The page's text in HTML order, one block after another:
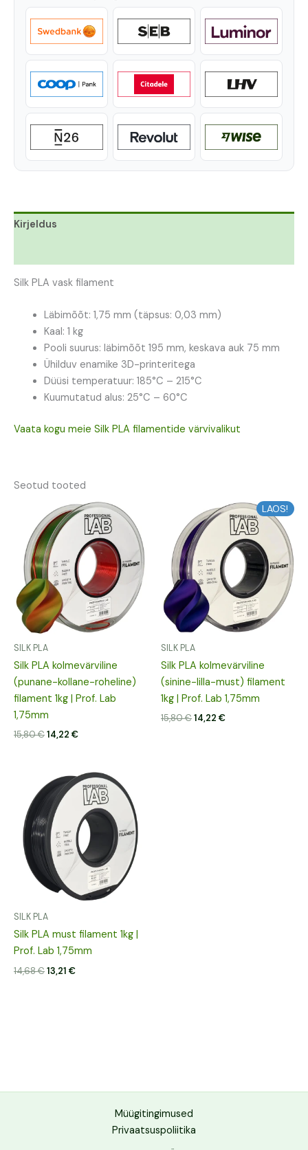
Kirjeldus
Silk PLA vask filament
Läbimõõt: 1,75 mm (täpsus: 0,03 mm)
Kaal: 1 kg
Pooli suurus: läbimõõt 195 mm, keskava auk 75 mm
Ühilduv enamike 3D-printeritega
Düüsi temperatuur: 185°C – 215°C
Kuumutatud alus: 25°C – 60°C
Vaata kogu meie Silk PLA filamentide värvivalikut
Seotud tooted
SILK PLA
Silk PLA kolmevärviline
(punane-kollane-roheline)
filament 1kg | Prof. Lab
1,75mm
15,80€
Algne
hind
oli:
15,80 €.
14,22 €
Praegune
hind
on:
14,22 €.
LAOS!
SILK PLA
Silk PLA kolmevärviline
(sinine-lilla-must) filament
1kg | Prof. Lab 1,75mm
15,80€
Algne
hind
oli:
15,80 €.
14,22 €
Praegune
hind
on:
14,22 €.
SILK PLA
Silk PLA must filament 1kg |
Prof. Lab 1,75mm
14,68€
Algne
hind
14,68 €.
13,21 €
Praegune
hind
on:
13,21 €.
Müügitingimused
Privaatsuspoliitika